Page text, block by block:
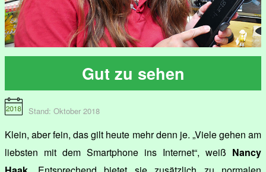
Gut zu sehen
Stand: Oktober 2018
Klein, aber fein, das gilt heute mehr denn je. „Viele gehen am
liebsten mit dem Smartphone ins Internet“, weiß Nancy